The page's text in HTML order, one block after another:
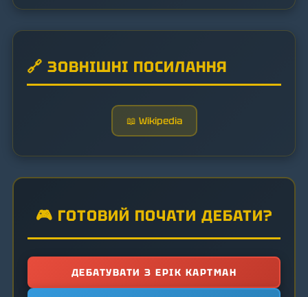
🔗 ЗОВНІШНІ ПОСИЛАННЯ
📖 Wikipedia
🎮 ГОТОВИЙ ПОЧАТИ ДЕБАТИ?
ДЕБАТУВАТИ З ЕРІК КАРТМАН